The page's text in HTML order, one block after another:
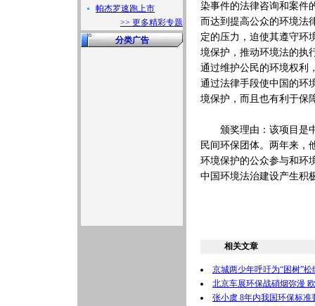
帕杰罗速跑上市
>> 更多精彩专题
分类广告
染事件的法律咨询和案件
而达到提高公众的环境法
定的压力，迫使其遵守环
境保护，推动环境法的执
通过维护公民的环境权利
通过法律手段使中国的环
境保护，而且也有利于保
颁奖理由：该项目是中
民间环保团体。两年来，
环境保护的公众参与和环
中国环境法治建设产生积
相关文章
京城两少年呼吁为“困树”松
北京车展环保战硝烟弥漫
张小虞 8年内我国环保标准